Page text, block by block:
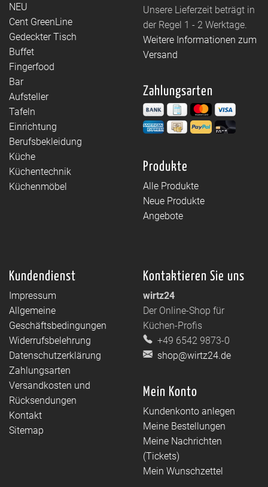
NEU
Cent GreenLine
Gedeckter Tisch
Buffet
Fingerfood
Bar
Aufsteller
Tafeln
Einrichtung
Berufsbekleidung
Küche
Küchentechnik
Küchenmöbel
Unsere Lieferzeit beträgt in
der Regel 1 - 2 Werktage.
Weitere Informationen zum
Versand
Zahlungsarten
Produkte
Alle Produkte
Neue Produkte
Angebote
Kundendienst
Impressum
Allgemeine
Geschäftsbedingungen
Widerrufsbelehrung
Datenschutzerklärung
Zahlungsarten
Versandkosten und
Rücksendungen
Kontakt
Sitemap
Kontaktieren Sie uns
wirtz24
Der Online-Shop für
Küchen-Profis
+49 6542 9873-0
shop@wirtz24.de
Mein Konto
Kundenkonto anlegen
Meine Bestellungen
Meine Nachrichten
(Tickets)
Mein Wunschzettel